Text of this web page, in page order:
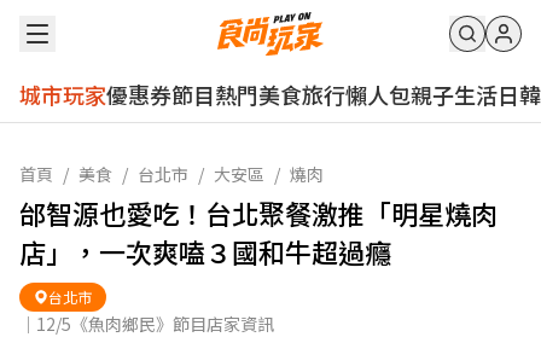
城市玩家優惠券節目熱門美食旅行懶人包親子生活日韓
首頁 / 美食 / 台北市 / 大安區 / 燒肉
邰智源也愛吃！台北聚餐激推「明星燒肉
店」，一次爽嗑３國和牛超過癮
台北市
｜12/5《魚肉鄉民》節目店家資訊